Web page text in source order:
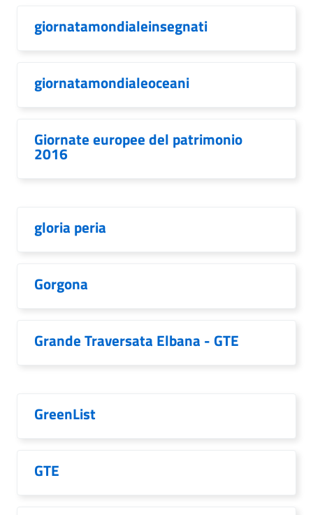
giornatamondialeinsegnati
giornatamondialeoceani
Giornate europee del patrimonio
2016
gloria peria
Gorgona
Grande Traversata Elbana - GTE
GreenList
GTE